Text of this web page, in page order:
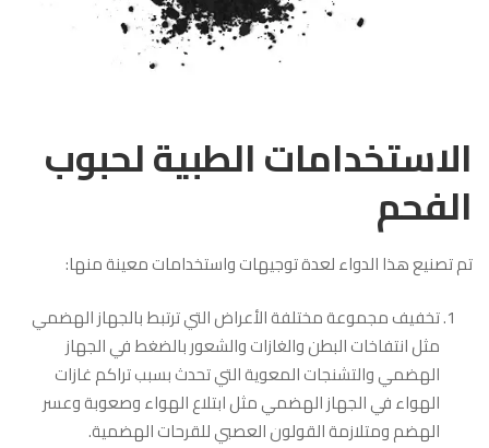
الاستخدامات الطبية لحبوب
الفحم
تم تصنيع هذا الدواء لعدة توجيهات واستخدامات معينة منها:
تخفيف مجموعة مختلفة الأعراض التي ترتبط بالجهاز الهضمي
مثل انتفاخات البطن والغازات والشعور بالضغط في الجهاز
الهضمي والتشنجات المعوية التي تحدث بسبب تراكم غازات
الهواء في الجهاز الهضمي مثل ابتلاع الهواء وصعوبة وعسر
الهضم ومتلازمة القولون العصبي للقرحات الهضمية.